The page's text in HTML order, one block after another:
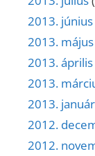
2013. június
2013. május
2013. április
2013.
2013. január
2012.
2012.